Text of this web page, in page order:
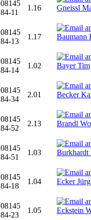
08145
84-11
1.16
08145
84-13
1.17
08145
84-14
1.02
08145
84-34
2.01
08145
84-52
2.13
08145
84-51
1.03
08145
84-18
1.04
08145
84-23
1.05